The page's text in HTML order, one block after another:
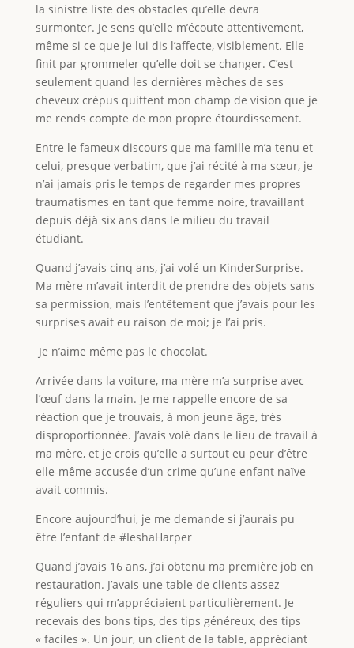
la sinistre liste des obstacles qu’elle devra
surmonter. Je sens qu’elle m’écoute attentivement,
même si ce que je lui dis l’affecte, visiblement. Elle
finit par grommeler qu’elle doit se changer. C’est
seulement quand les dernières mèches de ses
cheveux crépus quittent mon champ de vision que je
me rends compte de mon propre étourdissement.
Entre le fameux discours que ma famille m’a tenu et
celui, presque verbatim, que j’ai récité à ma sœur, je
n’ai jamais pris le temps de regarder mes propres
traumatismes en tant que femme noire, travaillant
depuis déjà six ans dans le milieu du travail
étudiant.
Quand j’avais cinq ans, j’ai volé un KinderSurprise.
Ma mère m’avait interdit de prendre des objets sans
sa permission, mais l’entêtement que j’avais pour les
surprises avait eu raison de moi; je l’ai pris.
Je n’aime même pas le chocolat.
Arrivée dans la voiture, ma mère m’a surprise avec
l’œuf dans la main. Je me rappelle encore de sa
réaction que je trouvais, à mon jeune âge, très
disproportionnée. J’avais volé dans le lieu de travail à
ma mère, et je crois qu’elle a surtout eu peur d’être
elle-même accusée d’un crime qu’une enfant naïve
avait commis.
Encore aujourd’hui, je me demande si j’aurais pu
être l’enfant de #IeshaHarper
Quand j’avais 16 ans, j’ai obtenu ma première job en
restauration. J’avais une table de clients assez
réguliers qui m’appréciaient particulièrement. Je
recevais des bons tips, des tips généreux, des tips
« faciles ». Un jour, un client de la table, appréciant